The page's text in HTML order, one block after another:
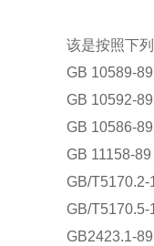
该是按照下
GB 10589-
GB 10592-
GB 10586-
GB 11158-89
GB/
GB/
GB2423.1-